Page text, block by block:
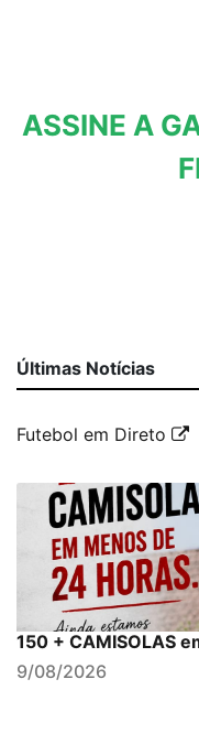
ASSINE A
Últimas Notícias
Futebol em Direto
150 + CAMISOLAS
9/08/2026